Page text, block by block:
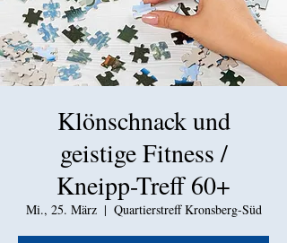
Klönschnack und
geistige Fitness /
Kneipp-Treff 60+
Mi., 25. März
  |
Quartierstreff Kronsberg-Süd